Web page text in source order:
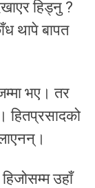
हिड्नु ?
थापे बापत
भए। तर
हितप्रसादको
उहाँ